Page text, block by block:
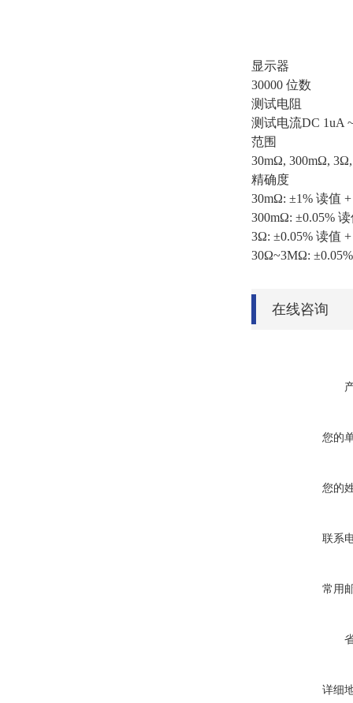
显示器
30000 位数
测试电阻
测试电流DC 1uA
范围
30mΩ, 300mΩ,
精确度
30mΩ: ±1% 读值
300mΩ: ±0.05%
3Ω: ±0.05% 读值
30Ω~3MΩ:
在线咨询
您的
您的
联系
常用
详细